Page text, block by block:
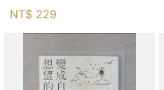
萬，ETF讓我走在財務自由路上_
鐵蛋
NT$ 229